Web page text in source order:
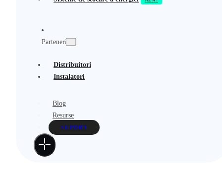
Parteneri
Distribuitori
Instalatori
Blog
Resurse
SUPORT